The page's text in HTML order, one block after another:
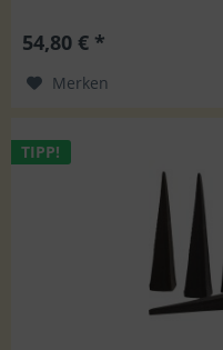
54,80 € *
Merken
TIPP!